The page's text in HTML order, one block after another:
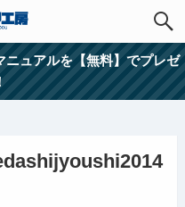
ニュアルを【無料】でプレゼ